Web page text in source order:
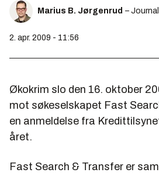
Marius B. Jørgenrud –
2. apr. 2009 - 11:56
Økokrim slo den 16. oktober
mot søkeselskapet Fast
en anmeldelse fra
året.
Fast Search & Transfer er